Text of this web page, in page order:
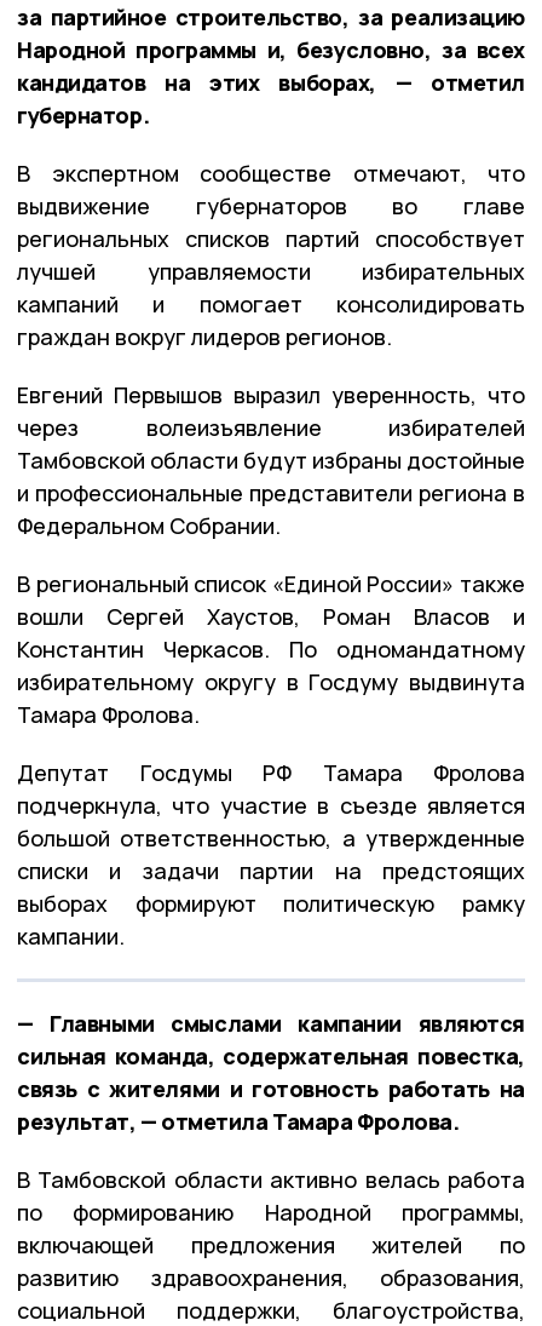
за партийное строительство, за реализацию
Народной программы и, безусловно, за всех
кандидатов на этих выборах, — отметил
губернатор.
В экспертном сообществе отмечают, что
выдвижение губернаторов во главе
региональных списков партий способствует
лучшей управляемости избирательных
кампаний и помогает консолидировать
граждан вокруг лидеров регионов.
Евгений Первышов выразил уверенность, что
через волеизъявление избирателей
Тамбовской области будут избраны достойные
и профессиональные представители региона в
Федеральном Собрании.
В региональный список «Единой России» также
вошли Сергей Хаустов, Роман Власов и
Константин Черкасов. По одномандатному
избирательному округу в Госдуму выдвинута
Тамара Фролова.
Депутат Госдумы РФ Тамара Фролова
подчеркнула, что участие в съезде является
большой ответственностью, а утвержденные
списки и задачи партии на предстоящих
выборах формируют политическую рамку
кампании.
— Главными смыслами кампании являются
сильная команда, содержательная повестка,
связь с жителями и готовность работать на
результат, — отметила Тамара Фролова.
В Тамбовской области активно велась работа
по формированию Народной программы,
включающей предложения жителей по
развитию здравоохранения, образования,
социальной поддержки, благоустройства,